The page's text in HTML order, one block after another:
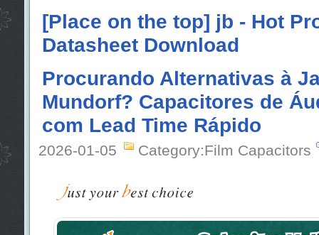
[Place on the top] jb - Hot
Datasheet Download
Procurando Alternativas à
Mundorf? Capacitores de
com Lead Time Rápido
2026-01-05 Category:Film Capacitors